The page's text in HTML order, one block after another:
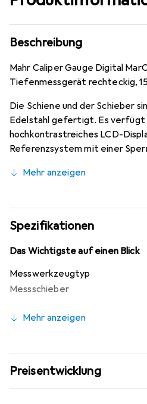
Beschreibung
Mahr Caliper Gauge Digital
Tiefenmessgerät rechteckig,
Die Schiene und der Schieber
Edelstahl gefertigt. Es verfügt
hochkontrastreiches LCD-
Referenzsystem mit einer
Mehr anzeigen
Spezifikationen
Das Wichtigste auf einen Blick
Messwerkzeugtyp
Messschieber
Mehr anzeigen
Preisentwicklung